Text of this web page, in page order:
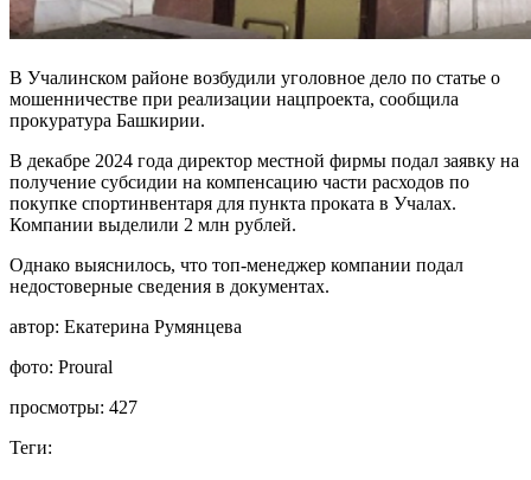
В Учалинском районе возбудили уголовное дело по статье о
мошенничестве при реализации нацпроекта, сообщила
прокуратура Башкирии.
В декабре 2024 года директор местной фирмы подал заявку на
получение субсидии на компенсацию части расходов по
покупке спортинвентаря для пункта проката в Учалах.
Компании выделили 2 млн рублей.
Однако выяснилось, что топ-менеджер компании подал
недостоверные сведения в документах.
автор: Екатерина Румянцева
фото: Proural
просмотры: 427
Теги: